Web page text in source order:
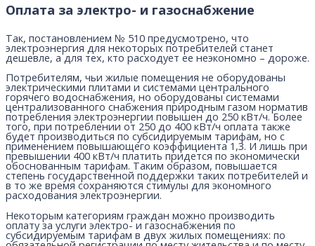
Оплата за электро- и газоснабжение
Так, постановлением № 510 предусмотрено, что
электроэнергия для некоторых потребителей станет
дешевле, а для тех, кто расходует ее неэкономно – дороже.
Потребителям, чьи жилые помещения не оборудованы
электрическими плитами и системами центрального
горячего водоснабжения, но оборудованы системами
централизованного снабжения природным газом норматив
потребления электроэнергии повышен до 250 кВт/ч. Более
того, при потреблении от 250 до 400 кВт/ч оплата также
будет производиться по субсидируемым тарифам, но с
применением повышающего коэффициента 1,3. И лишь при
превышении 400 кВт/ч платить придется по экономически
обоснованным тарифам. Таким образом, повышается
степень государственной поддержки таких потребителей и
в то же время сохраняются стимулы для экономного
расходования электроэнергии.
Некоторым категориям граждан можно производить
оплату за услуги электро- и газоснабжения по
субсидируемым тарифам в двух жилых помещениях: по